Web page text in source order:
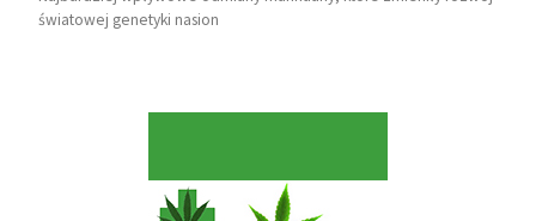
światowej genetyki nasion